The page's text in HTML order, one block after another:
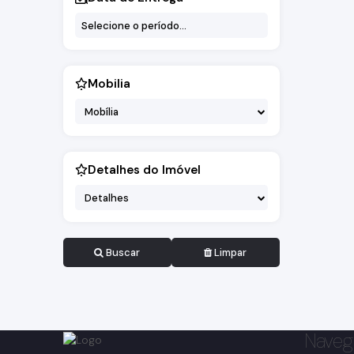
Mobilia
Mobília
Detalhes do Imóvel
Detalhes
Buscar Limpar